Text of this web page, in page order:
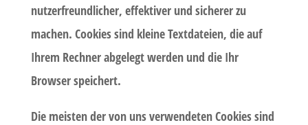
nutzerfreundlicher, effektiver und sicherer zu
machen. Cookies sind kleine Textdateien, die auf
Ihrem Rechner abgelegt werden und die Ihr
Browser speichert.
Die meisten der von uns verwendeten Cookies sind